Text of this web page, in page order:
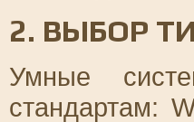
2. ВЫБОР
Умные
стандартам: